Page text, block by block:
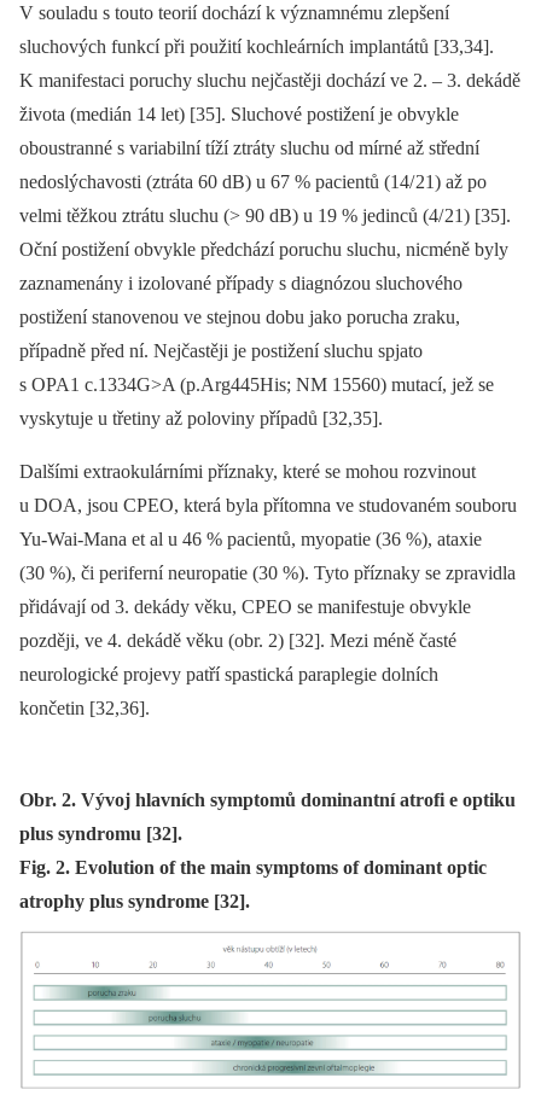
V souladu s touto teorií dochází k významnému zlepšení
sluchových funkcí při použití kochleárních implantátů [33,34].
K manifestaci poruchy sluchu nejčastěji dochází ve 2. –⁠ 3. dekádě
života (medián 14 let) [35]. Sluchové postižení je obvykle
oboustran­né s variabilní tíží ztráty sluchu od mírné až střední
nedoslýchavosti (ztráta 60 dB) u 67 % pa­cientů (14/ 21) až po
velmi těžkou ztrátu sluchu (> 90 dB) u 19 % jedinců (4/ 21) [35].
Oční postižení obvykle předchází poruchu sluchu, nicméně byly
zaznamenány i izolované případy s dia­gnózou sluchového
postižení stanovenou ve stejnou dobu jako porucha zraku,
případně před ní. Nejčastěji je postižení sluchu spjato
s OPA1 c.1334G>A (p.Arg445His; NM 15560) mutací, jež se
vyskytuje u třetiny až poloviny případů [32,35].
Dalšími extraokulárními příznaky, které se mohou rozvinout
u DOA, jsou CPEO, která byla přítomna ve studovaném souboru
Yu-Wai-Mana et al u 46 % pa­cientů, myopatie (36 %), ataxie
(30 %), či periferní neuropatie (30 %). Tyto příznaky se zpravidla
přidávají od 3. dekády věku, CPEO se manifestuje obvykle
později, ve 4. dekádě věku (obr. 2) [32]. Mezi méně časté
neurologické projevy patří spastická paraplegie dolních
končetin [32,36].
Obr. 2. Vývoj hlavních symptomů dominantní atrofi e optiku
plus syndromu [32].
Fig. 2. Evolution of the main symptoms of dominant optic
atrophy plus syndrome [32].